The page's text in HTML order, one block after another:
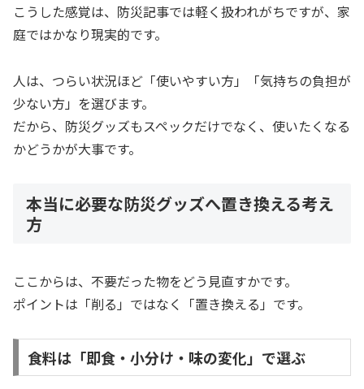
こうした感覚は、防災記事では軽く扱われがちですが、家
庭ではかなり現実的です。
人は、つらい状況ほど「使いやすい方」「気持ちの負担が
少ない方」を選びます。
だから、防災グッズもスペックだけでなく、使いたくなる
かどうかが大事です。
本当に必要な防災グッズへ置き換える考え
方
ここからは、不要だった物をどう見直すかです。
ポイントは「削る」ではなく「置き換える」です。
食料は「即食・小分け・味の変化」で選ぶ